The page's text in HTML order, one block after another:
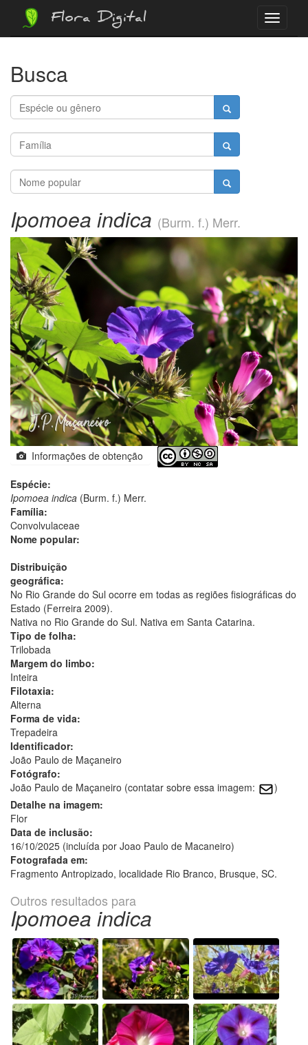
Menu
Flora Digital
Busca
Ipomoea indica (Burm. f.) Merr.
Informações de obtenção
Espécie:
Ipomoea indica (Burm. f.) Merr.
Família:
Convolvulaceae
Nome popular:
Distribuição
geográfica:
No Rio Grande do Sul ocorre em todas as regiões fisiográficas do
Estado (Ferreira 2009).
Nativa no Rio Grande do Sul. Nativa em Santa Catarina.
Tipo de folha:
Trilobada
Margem do limbo:
Inteira
Filotaxia:
Alterna
Forma de vida:
Trepadeira
Identificador:
João Paulo de Maçaneiro
Fotógrafo:
João Paulo de Maçaneiro (contatar sobre essa imagem:
)
Detalhe na imagem:
Flor
Data de inclusão:
16/10/2025 (incluída por Joao Paulo de Macaneiro)
Fotografada em:
Fragmento Antropizado, localidade Rio Branco, Brusque, SC.
Outros resultados para
Ipomoea indica